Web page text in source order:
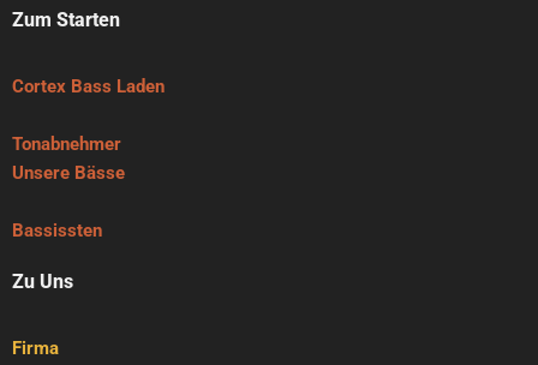
Zum Starten
Cortex Bass Laden
Tonabnehmer
Unsere Bässe
Bassissten
Zu Uns
Firma